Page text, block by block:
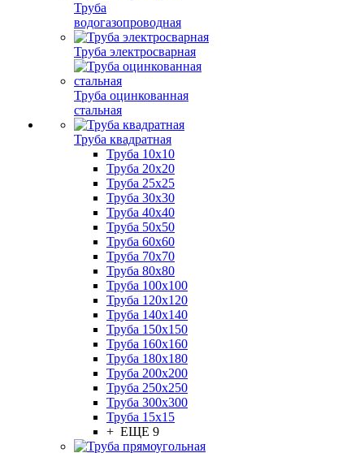
Труба
водогазопроводная
Труба электросварная
Труба оцинкованная
стальная
Труба квадратная
Труба 10x10
Труба 20x20
Труба 25x25
Труба 30x30
Труба 40x40
Труба 50x50
Труба 60x60
Труба 70x70
Труба 80x80
Труба 100x100
Труба 120x120
Труба 140x140
Труба 150x150
Труба 160x160
Труба 180x180
Труба 200x200
Труба 250x250
Труба 300x300
Труба 15x15
+ ЕЩЕ 9